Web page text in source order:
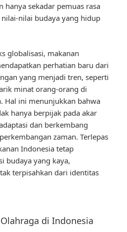
hanya sekadar pemuas rasa
nilai budaya yang hidup
globalisasi, makanan
perhatian baru dari
yang menjadi tren, seperti
minat orang-orang di
Hal ini menunjukkan bahwa
hanya berpijak pada akar
dan berkembang
zaman. Terlepas
Indonesia tetap
budaya yang kaya,
terpisahkan dari identitas
di Indonesia